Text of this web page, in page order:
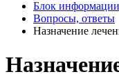
Блок
Вопросы, ответы
Назначение